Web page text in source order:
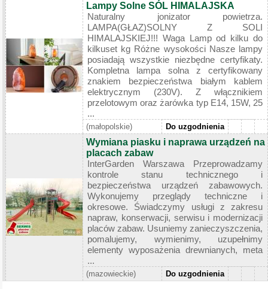
Lampy Solne SÓL HIMALAJSKA
Naturalny jonizator powietrza.
LAMPA(GŁAZ)SOLNY Z SOLI
HIMALAJSKIEJ!!! Waga Lamp od kilku do
kilkuset kg Różne wysokości Nasze lampy
posiadają wszystkie niezbędne certyfikaty.
Kompletna lampa solna z certyfikowany
znakiem bezpieczeństwa białym kablem
elektrycznym (230V). Z włącznikiem
przelotowym oraz żarówka typ E14, 15W, 25
...
(małopolskie) Do uzgodnienia
Wymiana piasku i naprawa urządzeń na
placach zabaw
InterGarden Warszawa Przeprowadzamy
kontrole stanu technicznego i
bezpieczeństwa urządzeń zabawowych.
Wykonujemy przeglądy techniczne i
okresowe. Świadczymy usługi z zakresu
napraw, konserwacji, serwisu i modernizacji
placów zabaw. Usuniemy zanieczyszczenia,
pomalujemy, wymienimy, uzupełnimy
elementy wyposażenia drewnianych, meta
...
(mazowieckie) Do uzgodnienia